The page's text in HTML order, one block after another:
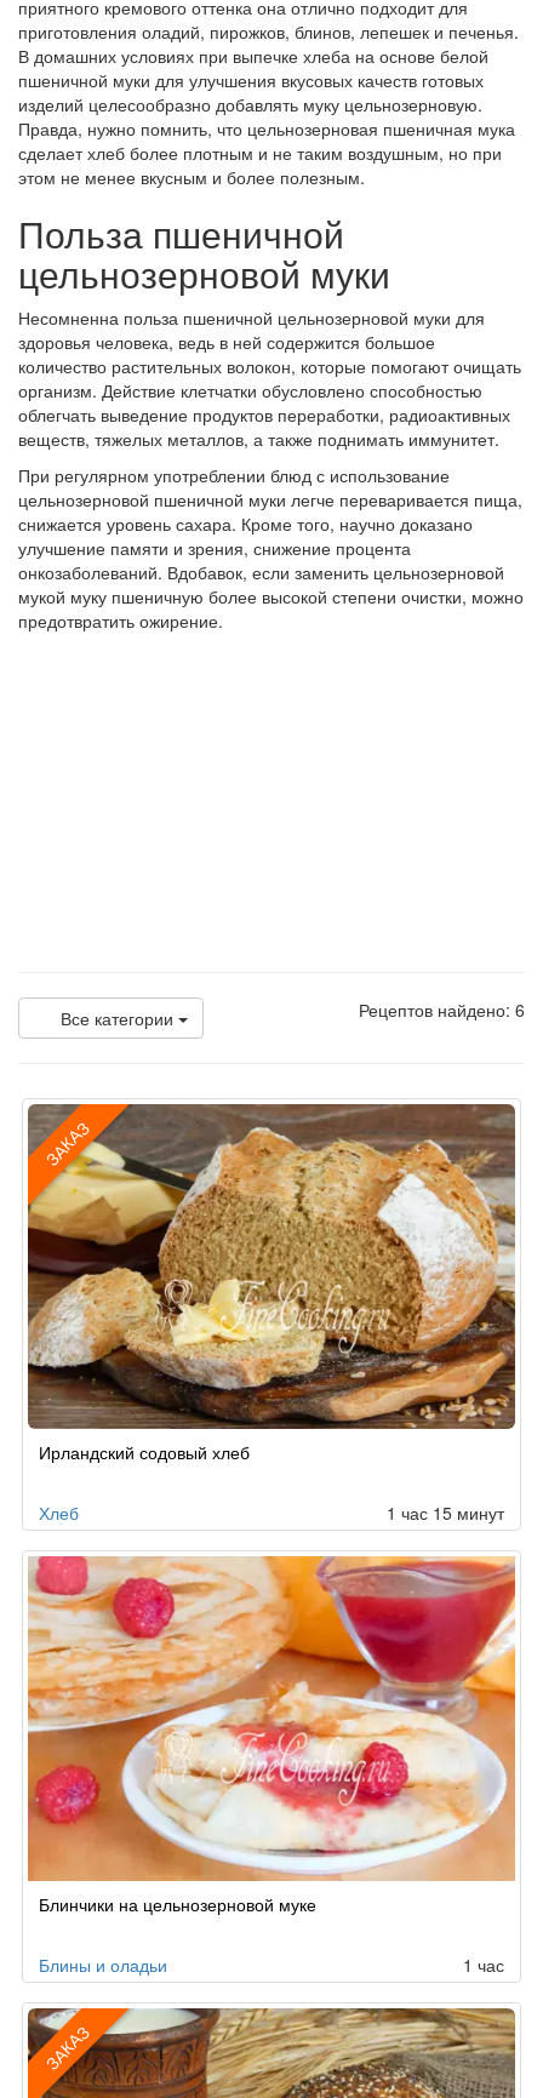
приятного кремового оттенка она отлично подходит для
приготовления оладий, пирожков, блинов, лепешек и печенья.
В домашних условиях при выпечке хлеба на основе белой
пшеничной муки для улучшения вкусовых качеств готовых
изделий целесообразно добавлять муку цельнозерновую.
Правда, нужно помнить, что цельнозерновая пшеничная мука
сделает хлеб более плотным и не таким воздушным, но при
этом не менее вкусным и более полезным.
Польза пшеничной
цельнозерновой муки
Несомненна польза пшеничной цельнозерновой муки для
здоровья человека, ведь в ней содержится большое
количество растительных волокон, которые помогают очищать
организм. Действие клетчатки обусловлено способностью
облегчать выведение продуктов переработки, радиоактивных
веществ, тяжелых металлов, а также поднимать иммунитет.
При регулярном употреблении блюд с использование
цельнозерновой пшеничной муки легче переваривается пища,
снижается уровень сахара. Кроме того, научно доказано
улучшение памяти и зрения, снижение процента
онкозаболеваний. Вдобавок, если заменить цельнозерновой
мукой муку пшеничную более высокой степени очистки, можно
предотвратить ожирение.
Все категории Рецептов найдено: 6
ЗАКАЗ
поИрландский содовый хлеб
Хлеб 1 час 15 минут
Блинчики на цельнозерновой муке
Блины и оладьи 1 час
ЗАКАЗ